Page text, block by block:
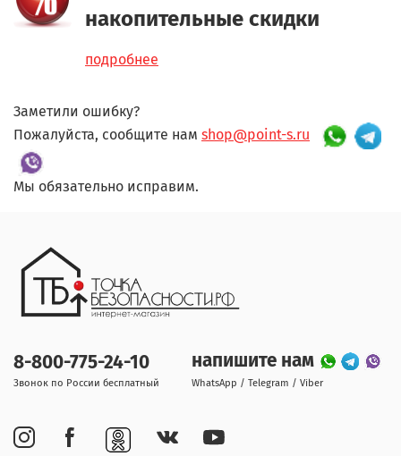
накопительные скидки
подробнее
Заметили ошибку?
Пожалуйста, сообщите нам shop@point-s.ru
Мы обязательно исправим.
8-800-775-24-10
Звонок по России бесплатный
напишите нам
WhatsApp / Telegram / Viber